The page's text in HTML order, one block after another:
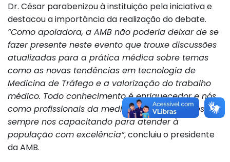
Dr. César parabenizou à instituição pela iniciativa e
destacou a importância da realização do debate.
“Como apoiadora, a AMB não poderia deixar de se
fazer presente neste evento que trouxe discussões
atualizadas para a prática médica sobre temas
como as novas tendências em tecnologia de
Medicina de Tráfego e a valorização do trabalho
médico. Todo conhecimento é enriquecedor e nós,
como profissionais da medicina, precisamos estar
sempre nos capacitando para atender à
população com excelência”, concluiu o presidente
da AMB.